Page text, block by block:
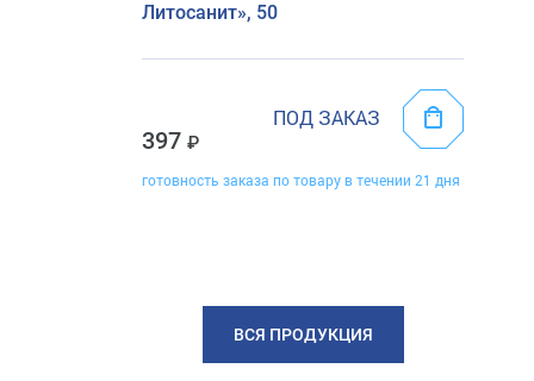
Литосанит», 50
397
ПОД ЗАКАЗ
готовность заказа по товару в течении 21 дня
ВСЯ ПРОДУКЦИЯ